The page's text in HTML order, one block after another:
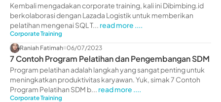
dibimbing.id
Kembali mengadakan corporate training, kali ini Dibimbing.id
berkolaborasi dengan Lazada Logistik untuk memberikan
pelatihan mengenai SQL T... read more ....
Corporate Training
Raniah Fatimah 06/07/2023
7 Contoh Program Pelatihan dan Pengembangan SDM
Program pelatihan adalah langkah yang sangat penting untuk
meningkatkan produktivitas karyawan. Yuk, simak 7 Contoh
Program Pelatihan SDM b... read more ....
Corporate Training